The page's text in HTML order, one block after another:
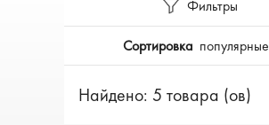
Фильтры
Сортировка популярные
Найдено: 5 товара (ов)